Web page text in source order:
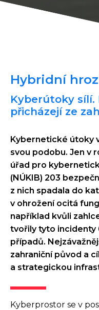
Hybridní
Kyberútoky sílí.
přicházejí ze
Kybernetické útoky
svou podobu. Jen v
úřad pro
(NÚKIB) 203
z nich spadala do
v ohrožení ocitá
například kvůli
tvořily tyto incidenty
případů.
zahraniční původ a
a strategickou
Kyberprostor se v